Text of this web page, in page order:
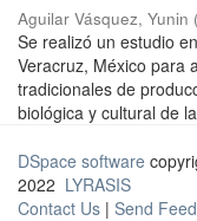
Aguilar Vásquez, Yunin (
Se realizó un estudio
Veracruz, México para
tradicionales de
biológica y cultural de
DSpace software
2022 LYRASIS
Contact Us | Send